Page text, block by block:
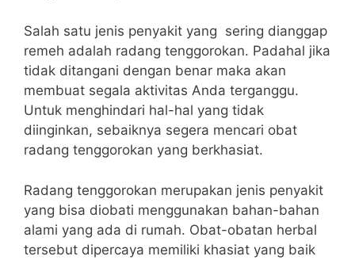
Salah satu jenis penyakit yang sering dianggap
remeh adalah radang tenggorokan. Padahal jika
tidak ditangani dengan benar maka akan
membuat segala aktivitas Anda terganggu.
Untuk menghindari hal-hal yang tidak
diinginkan, sebaiknya segera mencari obat
radang tenggorokan yang berkhasiat.
Radang tenggorokan merupakan jenis penyakit
yang bisa diobati menggunakan bahan-bahan
alami yang ada di rumah. Obat-obatan herbal
tersebut dipercaya memiliki khasiat yang baik